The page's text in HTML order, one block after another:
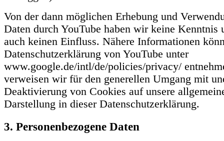
Von der dann möglichen Erhebung und
Daten durch YouTube haben wir keine Kenntnis
auch keinen Einfluss. Nähere Informationen
Datenschutzerklärung von YouTube unter
www.google.de/intl/de/policies/privacy/
verweisen wir für den generellen Umgang mit
Deaktivierung von Cookies auf unsere
Darstellung in dieser Datenschutzerklärung.
3. Personenbezogene Daten